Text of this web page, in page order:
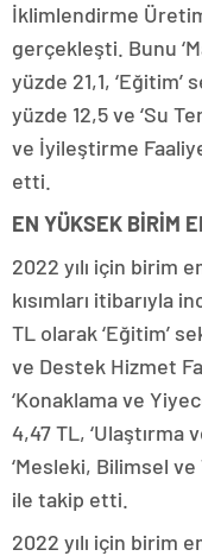
İklimlendirme
gerçekleşti. Bunu
yüzde 21,1, ‘Eğitim’
yüzde 12,5 ve ‘Su
ve İyileştirme
etti.
EN YÜKSEK BİRİM
2022 yılı için birim
kısımları itibarıyla
TL olarak ‘Eğitim’
ve Destek Hizmet
‘Konaklama ve
4,47 TL, ‘Ulaştırma
‘Mesleki, Bilimsel
ile takip etti.
2022 yılı için birim